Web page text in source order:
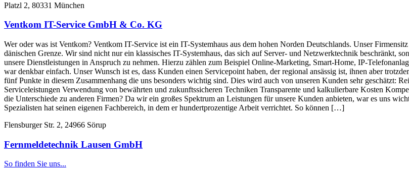
Platzl 2, 80331 München
Ventkom IT-Service GmbH & Co. KG
Wer oder was ist Ventkom? Ventkom IT-Service ist ein IT-Systemhaus aus dem hohen Norden Deutschlands. Unser
dänischen Grenze. Wir sind nicht nur ein klassisches IT-Systemhaus, das sich auf Server- und Netzwerktechnik beschränkt,
unsere Dienstleistungen in Anspruch zu nehmen. Hierzu zählen zum Beispiel Online-Marketing, Smart-Home, IP-
war denkbar einfach. Unser Wunsch ist es, dass Kunden einen Servicepoint haben, der regional ansässig ist, ihnen aber
fünf Punkte in diesem Zusammenhang die uns besonders wichtig sind. Dies wird auch von unseren Kunden sehr geschätzt:
Serviceleistungen Verwendung von bewährten und zukunftssicheren Techniken Transparente und kalkulierbare Kosten
die Unterschiede zu anderen Firmen? Da wir ein großes Spektrum an Leistungen für unsere Kunden anbieten, war es uns
Spezialisten hat seinen eigenen Fachbereich, in dem er hundertprozentige Arbeit verrichtet. So können […]
Flensburger Str. 2, 24966 Sörup
Fernmeldetechnik Lausen GmbH
So finden Sie uns...